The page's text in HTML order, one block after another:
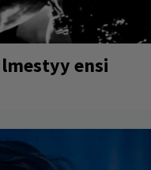
ensi